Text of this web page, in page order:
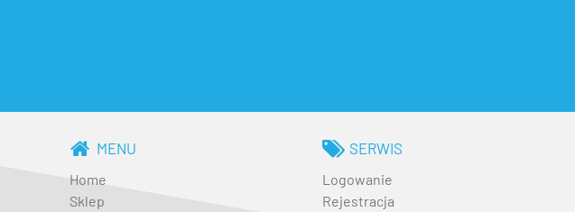
MENU
Home
Sklep
SERWIS
Logowanie
Rejestracja